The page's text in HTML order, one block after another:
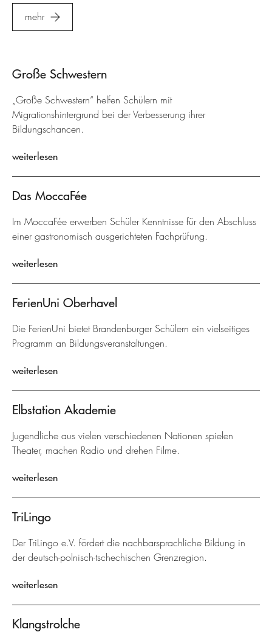
mehr
Große Schwestern
„Große Schwestern“ helfen Schülern mit
Migrationshintergrund bei der Verbesserung ihrer
Bildungschancen.
weiterlesen
Das MoccaFée
Im MoccaFée erwerben Schüler Kenntnisse für den Abschluss
einer gastronomisch ausgerichteten Fachprüfung.
weiterlesen
FerienUni Oberhavel
Die FerienUni bietet Brandenburger Schülern ein vielseitiges
Programm an Bildungsveranstaltungen.
weiterlesen
Elbstation Akademie
Jugendliche aus vielen verschiedenen Nationen spielen
Theater, machen Radio und drehen Filme.
weiterlesen
TriLingo
Der TriLingo e.V. fördert die nachbarsprachliche Bildung in
der deutsch-polnisch-tschechischen Grenzregion.
weiterlesen
Klangstrolche